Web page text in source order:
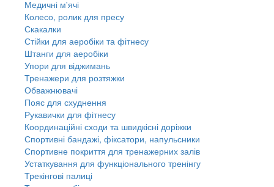
Медичні м'ячі
Колесо, ролик для пресу
Скакалки
Стійки для аеробіки та фітнесу
Штанги для аеробіки
Упори для віджимань
Тренажери для розтяжки
Обважнювачі
Пояс для схуднення
Рукавички для фітнесу
Координаційні сходи та швидкісні доріжки
Спортивні бандажі, фіксатори, напульсники
Спортивне покриття для тренажерних залів
Устаткування для функціонального тренінгу
Трекінгові палиці